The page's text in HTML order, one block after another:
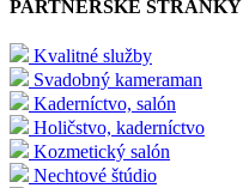
PARTNERSKÉ STRÁNKY
Kvalitné služby
Svadobný kameraman
Kaderníctvo, salón
Holičstvo, kaderníctvo
Kozmetický salón
Nechtové štúdio